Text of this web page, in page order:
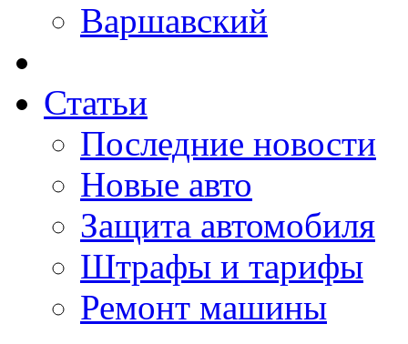
Варшавский
Статьи
Последние новости
Новые авто
Защита автомобиля
Штрафы и тарифы
Ремонт машины